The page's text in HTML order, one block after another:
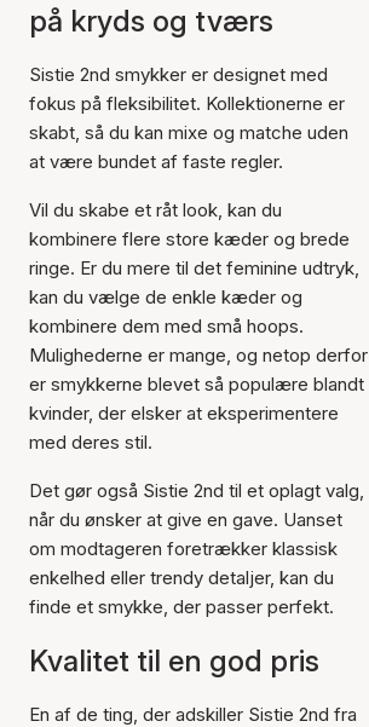
på kryds og tværs
Sistie 2nd smykker er designet med
fokus på fleksibilitet. Kollektionerne er
skabt, så du kan mixe og matche uden
at være bundet af faste regler.
Vil du skabe et råt look, kan du
kombinere flere store kæder og brede
ringe. Er du mere til det feminine udtryk,
kan du vælge de enkle kæder og
kombinere dem med små hoops.
Mulighederne er mange, og netop derfor
er smykkerne blevet så populære blandt
kvinder, der elsker at eksperimentere
med deres stil.
Det gør også Sistie 2nd til et oplagt valg,
når du ønsker at give en gave. Uanset
om modtageren foretrækker klassisk
enkelhed eller trendy detaljer, kan du
finde et smykke, der passer perfekt.
Kvalitet til en god pris
En af de ting, der adskiller Sistie 2nd fra